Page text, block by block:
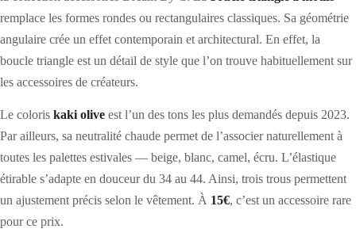
remplace les formes rondes ou rectangulaires classiques. Sa géométrie
angulaire crée un effet contemporain et architectural. En effet, la
boucle triangle est un détail de style que l’on trouve habituellement sur
les accessoires de créateurs.
Le coloris kaki olive est l’un des tons les plus demandés depuis 2023.
Par ailleurs, sa neutralité chaude permet de l’associer naturellement à
toutes les palettes estivales — beige, blanc, camel, écru. L’élastique
étirable s’adapte en douceur du 34 au 44. Ainsi, trois trous permettent
un ajustement précis selon le vêtement. À 15€, c’est un accessoire rare
pour ce prix.